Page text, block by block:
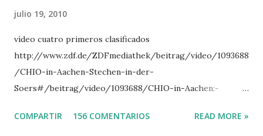
julio 19, 2010
vídeo cuatro primeros clasificados
http://www.zdf.de/ZDFmediathek/beitrag/video/1093688
/CHIO-in-Aachen-Stechen-in-der-
Soers#/beitrag/video/1093688/CHIO-in-Aachen:-
COMPARTIR 156 COMENTARIOS READ MORE »